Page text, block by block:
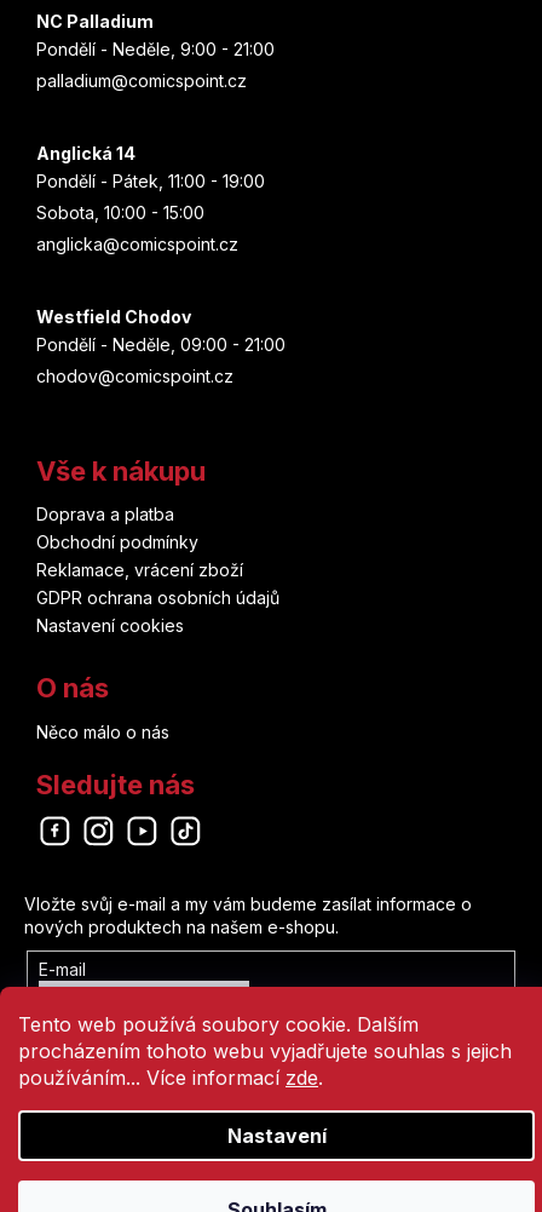
Tento web používá soubory cookie. Dalším
procházením tohoto webu vyjadřujete souhlas s jejich
používáním... Více informací zde.
Nastavení
NC Palladium
Pondělí - Neděle, 9:00 - 21:00
palladium@comicspoint.cz
Anglická 14
Pondělí - Pátek, 11:00 - 19:00
Sobota, 10:00 - 15:00
anglicka@comicspoint.cz
Westfield Chodov
Pondělí - Neděle, 09:00 - 21:00
chodov@comicspoint.cz
Vše k nákupu
Doprava a platba
Obchodní podmínky
Reklamace, vrácení zboží
GDPR ochrana osobních údajů
Nastavení cookies
O nás
Něco málo o nás
Sledujte nás
Odebírat newsletter
Vložte svůj e-mail a my vám budeme zasílat informace o
nových produktech na našem e-shopu.
E-mail
Vložením e-mailu souhlasíte s
podmínkami ochrany osobních údajů
Copyright 2026Comics Point. Všechna práva vyhrazena.